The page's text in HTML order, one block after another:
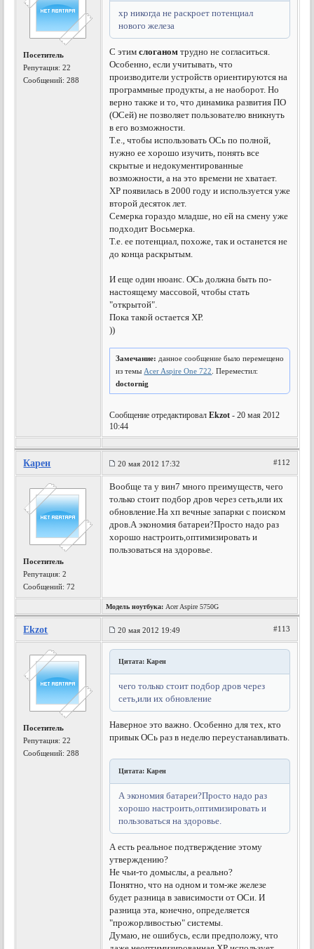
Посетитель
Репутация:22
Сообщений: 288
xp никогда не раскроет потенциал
нового железа
С этимслоганом трудно не согласиться.
Особенно, если учитывать, что
производители устройств ориентируются на
программные продукты, а не наоборот. Но
верно также и то, что динамика развития ПО
(ОСей) не позволяет пользователю вникнуть
в его возможности.
Т.е., чтобы использовать ОСь по полной,
нужно ее хорошо изучить, понять все
скрытые и недокументированные
возможности, а на это времени не хватает.
ХР появилась в 2000 году и используется уже
второй десяток лет.
Семерка гораздо младше, но ей на смену уже
подходит Восьмерка.
Т.е. ее потенциал, похоже, так и останется не
до конца раскрытым.
И еще один нюанс. ОСь должна быть по-
настоящему массовой, чтобы стать
"открытой".
Пока такой остается ХР.
))
Замечание: данное сообщение было перемещено
из темы Acer Aspire One 722 . Переместил:
doctornig
Сообщение отредактировалEkzot - 20 мая 2012
10:44
Карен 20 мая 2012 17:32 #112
Посетитель
Репутация:2
Сообщений: 72
Вообще та у вин7 много преимуществ, чего
только стоит подбор дров через сеть,или их
обновление.На хп вечные запарки с поиском
дров.А экономия батареи?Просто надо раз
хорошо настроить,оптимизировать и
пользоваться на здоровье.
Модель ноутбука: Acer Aspire 5750G
Ekzot 20 мая 2012 19:49 #113
Посетитель
Репутация:22
Сообщений: 288
Цитата: Карен
чего только стоит подбор дров через
сеть,или их обновление
Наверное это важно. Особенно для тех, кто
привык ОСь раз в неделю переустанавливать.
Цитата: Карен
А экономия батареи?Просто надо раз
хорошо настроить,оптимизировать и
пользоваться на здоровье.
А есть реальное подтверждение этому
утверждению?
Не чьи-то домыслы, а реально?
Понятно, что на одном и том-же железе
будет разница в зависимости от ОСи. И
разница эта, конечно, определяется
"прожорливостью" системы.
Думаю, не ошибусь, если предположу, что